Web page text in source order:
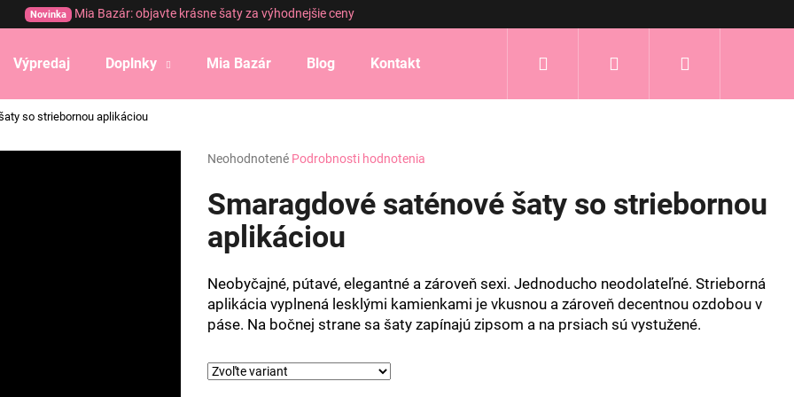
Novinka Mia Bazár: objavte krásne šaty za výhodnejšie ceny
Výpredaj Doplnky Mia Bazár Blog Kontakt Prihlásenie
so striebornou aplikáciou
Priemerné
produktu
je
z
hviezdičiek.
Neohodnotené Podrobnosti hodnotenia
Smaragdové saténové šaty so striebornou
aplikáciou
Neobyčajné, pútavé, elegantné a zároveň sexi. Jednoducho neodolateľné. Strieborná
aplikácia vyplnená lesklými kamienkami je vkusnou a zároveň decentnou ozdobou v
páse. Na bočnej strane sa šaty zapínajú zipsom a na prsiach sú vystužené.
Čo potrebujete nájsť?
HĽADAŤ